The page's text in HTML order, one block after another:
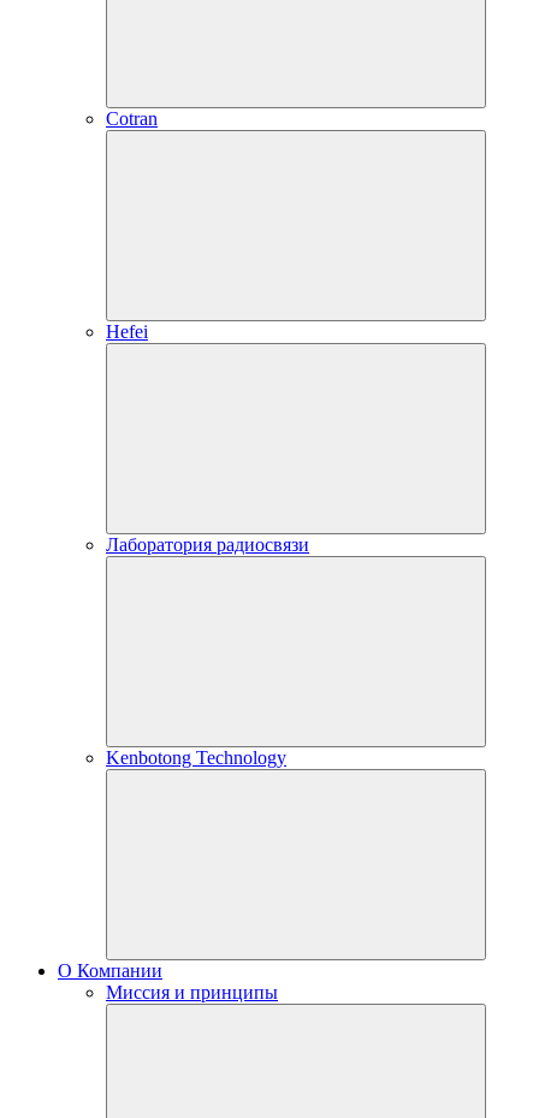
Cotran
Hefei
Лаборатория радиосвязи
Kenbotong Technology
О Компании
Миссия и принципы